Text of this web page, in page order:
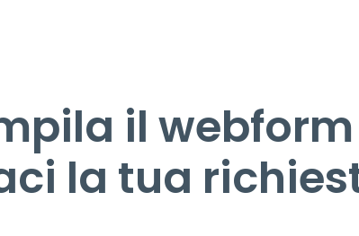
il
la tua